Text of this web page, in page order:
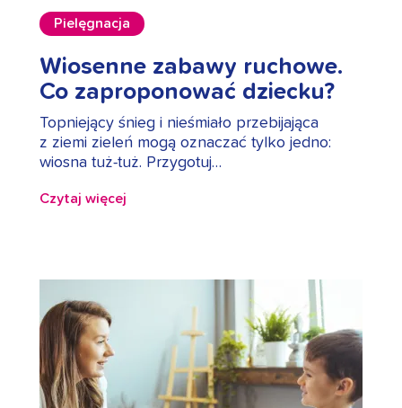
Pielęgnacja
Wiosenne zabawy ruchowe.
Co zaproponować dziecku?
Topniejący śnieg i nieśmiało przebijająca
z ziemi zieleń mogą oznaczać tylko jedno:
wiosna tuż-tuż. Przygotuj…
Czytaj więcej